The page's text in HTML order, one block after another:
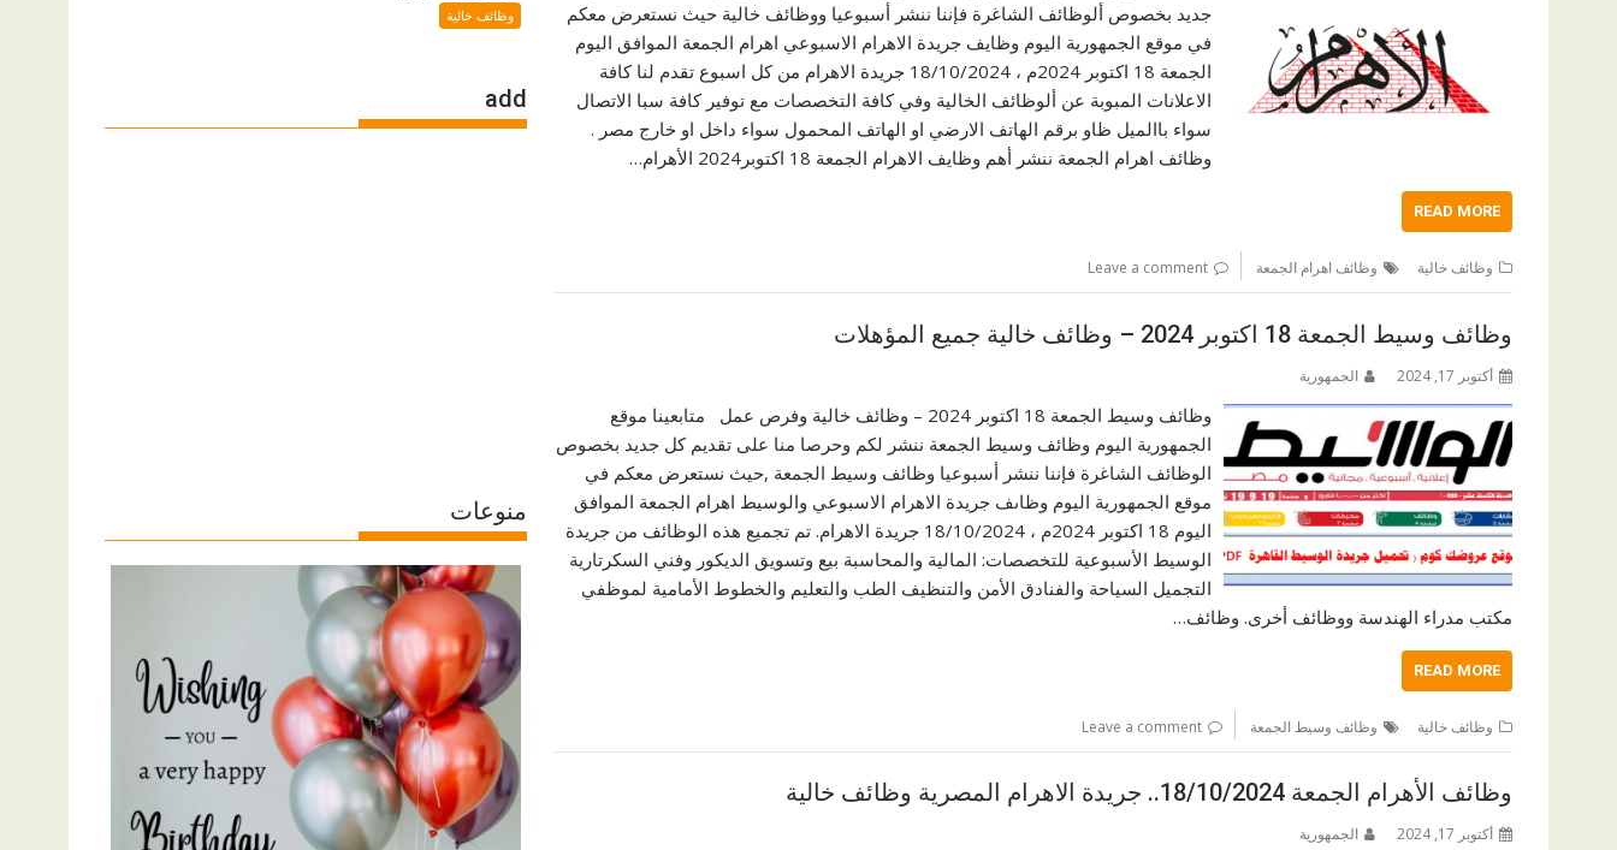
جديد بخصوص ألوظائف الشاغرة فإننا ننشر أسبوعيا ووظائف خالية حيث نستعرض معكم
في موقع الجمهورية اليوم وظايف جريدة الاهرام الاسبوعي اهرام الجمعة الموافق اليوم
الجمعة 18 اكتوبر 2024م ، 18/10/2024 جريدة الاهرام من كل اسبوع تقدم لنا كافة
الاعلانات المبوبة عن ألوظائف الخالية وفي كافة التخصصات مع توفير كافة سبا الاتصال
سواء باالميل ظاو برقم الهاتف الارضي او الهاتف المحمول سواء داخل او خارج مصر .
وظائف اهرام الجمعة ننشر أهم وظايف الاهرام الجمعة 18 اكتوبر2024 الأهرام…
READ MORE
وظائف خالية وظائف اهرام الجمعة Leave a comment
وظائف وسيط الجمعة 18 اكتوبر 2024 – وظائف خالية جميع المؤهلات
أكتوبر 17, 2024 الجمهورية
وظائف وسيط الجمعة 18 اكتوبر 2024 – وظائف خالية وفرص عمل متابعينا موقع
الجمهورية اليوم وظائف وسيط الجمعة ننشر لكم وحرصا منا على تقديم كل جديد بخصوص
الوظائف الشاغرة فإننا ننشر أسبوعيا وظائف وسيط الجمعة ,حيث نستعرض معكم في
موقع الجمهورية اليوم وظاىف جريدة الاهرام الاسبوعي والوسيط اهرام الجمعة الموافق
اليوم 18 اكتوبر 2024م ، 18/10/2024 جريدة الاهرام. تم تجميع هذه الوظائف من جريدة
الوسيط الأسبوعية للتخصصات: المالية والمحاسبة بيع وتسويق الديكور وفني السكرتارية
التجميل السياحة والفنادق الأمن والتنظيف الطب والتعليم والخطوط الأمامية لموظفي
مكتب مدراء الهندسة ووظائف أخرى. وظائف…
READ MORE
وظائف خالية وظائف وسيط الجمعة Leave a comment
وظائف الأهرام الجمعة 18/10/2024.. جريدة الاهرام المصرية وظائف خالية
أكتوبر 17, 2024 الجمهورية
وظائف خالية
add
منوعات